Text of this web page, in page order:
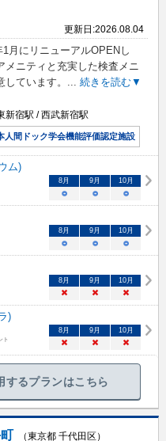
更新日:2026.08.04
1月にリニューアルOPENし
メニティと充実した検査メニ
しています。
続きを読む▼
新宿駅 / 西武新宿駅
人間ドック学会機能評価認定施設
ム)
8 月 9 月 10月
○ ○ ○
8 月 9 月 10月
○ ○ ○
8 月 9 月 10月
× × ×
)
ト
8 月 9 月 10月
× × ×
するプランはこちら
（東京都 千代田区）